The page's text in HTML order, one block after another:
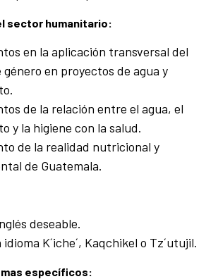
sector humanitario:
en la aplicación transversal del
en proyectos de agua y
de la relación entre el agua, el
y la higiene con la salud.
de la realidad nutricional y
de Guatemala.
deseable.
K´iche´, Kaqchikel o Tz´utujil.
específicos: